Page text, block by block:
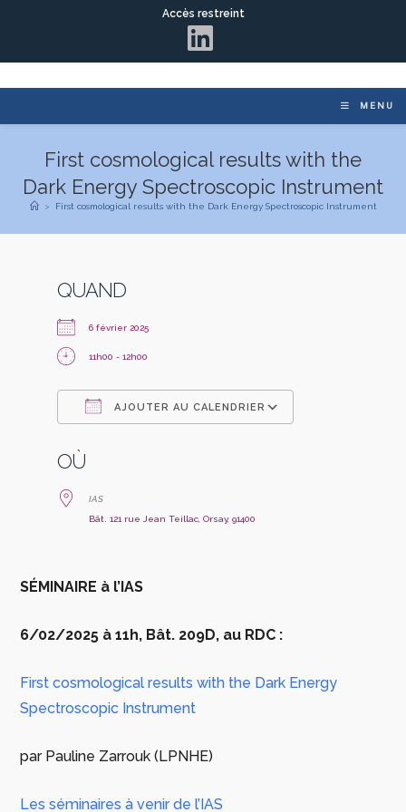
Accès restreint
MENU
First cosmological results with the
Dark Energy Spectroscopic Instrument
> First cosmological results with the Dark Energy Spectroscopic Instrument
QUAND
6 février 2025
11h00 - 12h00
AJOUTER AU CALENDRIER
OÙ
IAS
Bât. 121 rue Jean Teillac, Orsay, 91400
SÉMINAIRE à l’IAS
6/02/2025 à 11h, Bât. 209D, au RDC :
First cosmological results with the Dark Energy
Spectroscopic Instrument
par Pauline Zarrouk (LPNHE)
Les séminaires à venir de l’IAS